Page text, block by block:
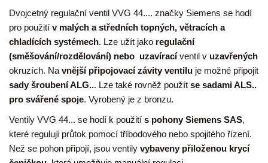
Dvojcetný regulační ventil VVG 44.... značky Siemens se hodí
pro použití v malých a středních topných, větracích a
chladících systémech. Lze užít jako regulační
(směšování/rozdělování) nebo uzavíracíventil v uzavřených
okruzích. Na vnější připojovací závity ventilu je možné připojit
sady šroubení ALG... Lze také rovněž použít se sadami ALS..
pro svářené spoje. Vyrobený je z bronzu.
Ventily VVG 44... se hodí k použití s pohony Siemens SAS,
které regulují průtok pomocí tříbodového nebo spojitého řízení.
Než se pohon připojí, jsou ventily vybaveny přiloženou krycí